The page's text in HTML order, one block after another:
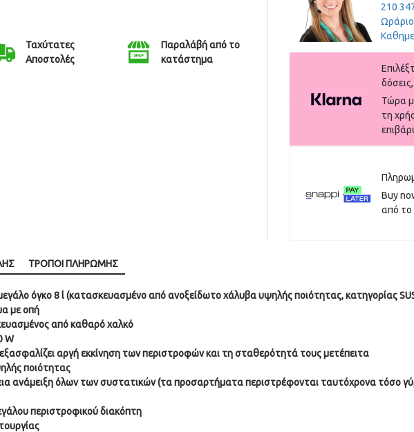
Ταχύτατες
Αποστολές
Παραλάβή από το
κατάστημα
210
Τώρα
τη
Buy
από το
ΤΡΌΠΟΙ ΠΛΗΡΩΜΉΣ
όγκο 8 l (κατασκευασμένο από ανοξείδωτο χάλυβα υψηλής ποιότητας, κατηγορίας
με οπή
από καθαρό χαλκό
W
αργή εκκίνηση των περιστροφών και τη σταθερότητά τους μετέπειτα
ποιότητας
ανάμειξη όλων των συστατικών (τα προσαρτήματα περιστρέφονται ταυτόχρονα τόσο
περιστροφικού διακόπτη